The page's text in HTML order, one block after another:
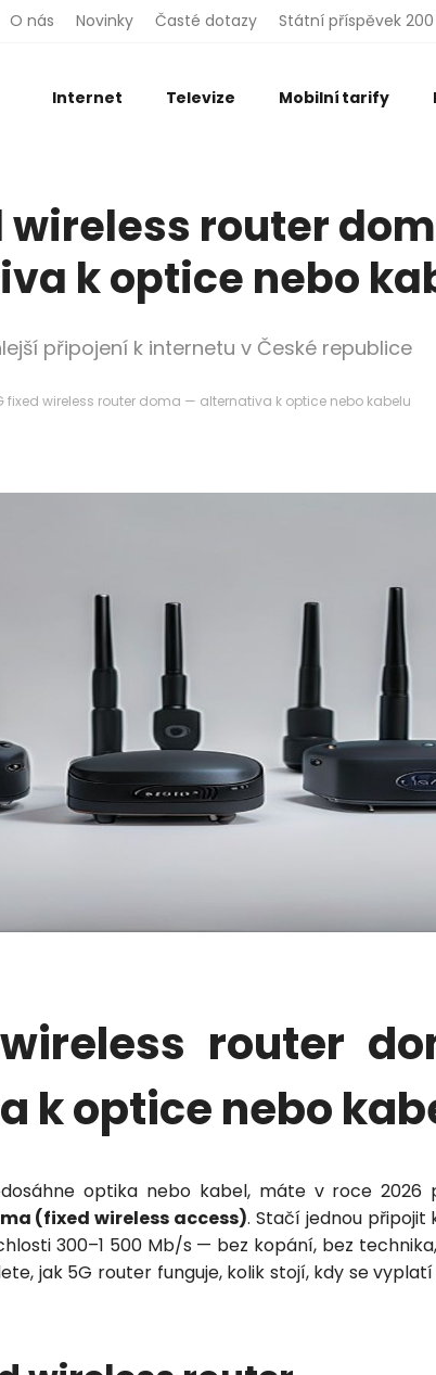
O nás Novinky Časté dotazy Státní příspěvek 200
Internet Televize Mobilní tarify
wireless router
k optice nebo
připojení k internetu v České republice
fixed wireless router doma — alternativa k optice nebo kabelu
router
k optice nebo
optika nebo kabel, máte v roce 2026
(fixed wireless access). Stačí jednou připojit
300–1 500 Mb/s — bez kopání, bez
jak 5G router funguje, kolik stojí, kdy se